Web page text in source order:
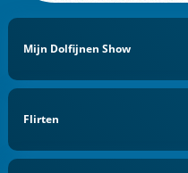
Mijn Dolfijnen Show
Flirten